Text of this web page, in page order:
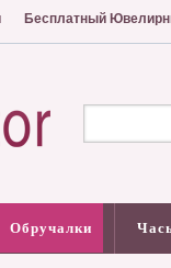
Бесплатный
Обручалки